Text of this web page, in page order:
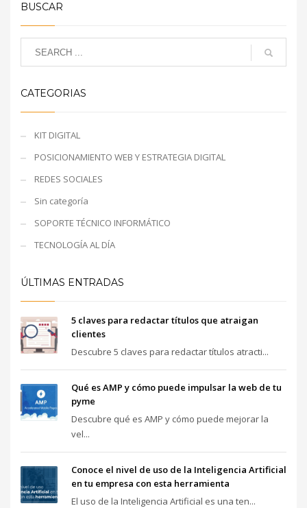
BUSCAR
CATEGORIAS
KIT DIGITAL
POSICIONAMIENTO WEB Y ESTRATEGIA DIGITAL
REDES SOCIALES
Sin categoría
SOPORTE TÉCNICO INFORMÁTICO
TECNOLOGÍA AL DÍA
ÚLTIMAS ENTRADAS
5 claves para redactar títulos que atraigan
clientes
Descubre 5 claves para redactar títulos atracti...
Qué es AMP y cómo puede impulsar la web de tu
pyme
Descubre qué es AMP y cómo puede mejorar la
vel...
Conoce el nivel de uso de la Inteligencia Artificial
en tu empresa con esta herramienta
El uso de la Inteligencia Artificial es una ten...